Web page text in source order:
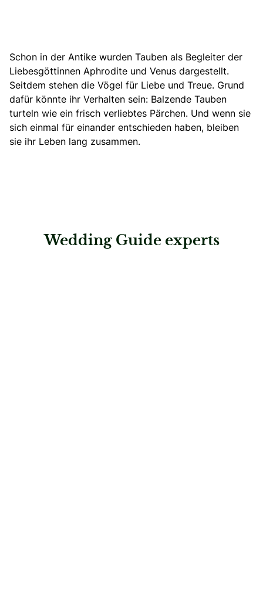
Schon in der Antike wurden Tauben als Begleiter der
Liebesgöttinnen Aphrodite und Venus dargestellt.
Seitdem stehen die Vögel für Liebe und Treue. Grund
dafür könnte ihr Verhalten sein: Balzende Tauben
turteln wie ein frisch verliebtes Pärchen. Und wenn sie
sich einmal für einander entschieden haben, bleiben
sie ihr Leben lang zusammen.
Wedding Guide experts